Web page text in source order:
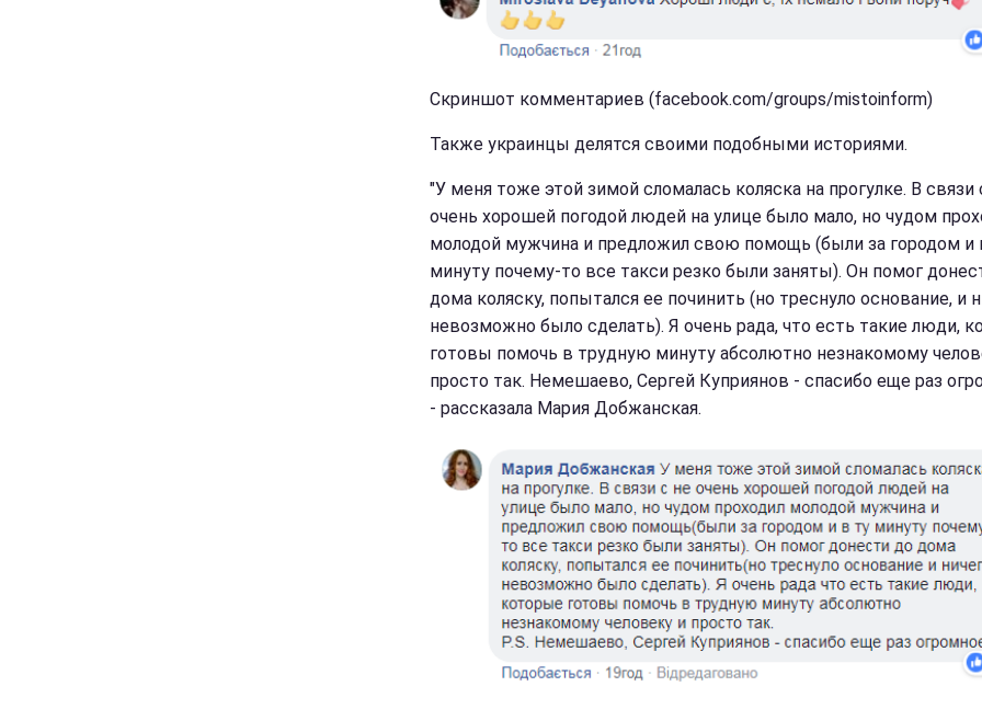
Скриншот комментариев (facebook.com/groups/mistoinform)
Также украинцы делятся своими подобными историями.
"У меня тоже этой зимой сломалась коляска на прогулке. В связи
очень хорошей погодой людей на улице было мало, но чудом
молодой мужчина и предложил свою помощь (были за городом и
минуту почему-то все такси резко были заняты). Он помог
дома коляску, попытался ее починить (но треснуло основание, и
невозможно было сделать). Я очень рада, что есть такие люди,
готовы помочь в трудную минуту абсолютно незнакомому
просто так. Немешаево, Сергей Куприянов - спасибо еще раз
- рассказала Мария Добжанская.